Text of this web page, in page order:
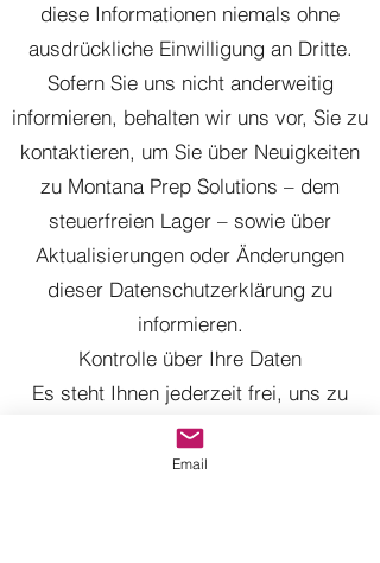
diese Informationen niemals ohne
ausdrückliche Einwilligung an Dritte.
Sofern Sie uns nicht anderweitig
informieren, behalten wir uns vor, Sie zu
kontaktieren, um Sie über Neuigkeiten
zu Montana Prep Solutions – dem
steuerfreien Lager – sowie über
Aktualisierungen oder Änderungen
dieser Datenschutzerklärung zu
informieren.
Kontrolle über Ihre Daten
Es steht Ihnen jederzeit frei, uns zu
kontaktieren, um Auskunft darüber zu
erhalten, welche Informationen wir über
Email